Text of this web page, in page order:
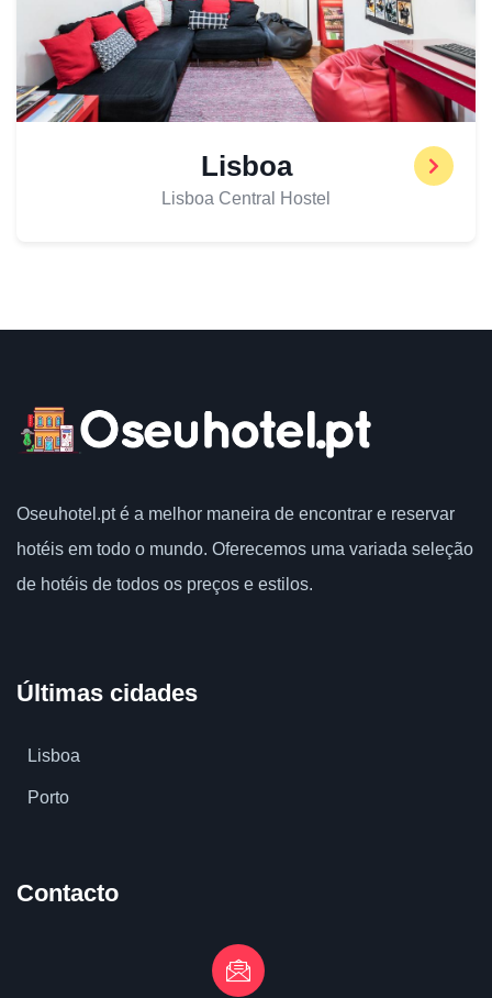
Lisboa
Lisboa Central Hostel
Oseuhotel.pt é a melhor maneira de encontrar e reservar
hotéis em todo o mundo. Oferecemos uma variada seleção
de hotéis de todos os preços e estilos.
Últimas cidades
Lisboa
Porto
Contacto